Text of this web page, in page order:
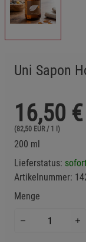
Uni Sapon
16,50 €
(82,50 EUR / 1 l)
200 ml
Lieferstatus:
Artikelnummer:
Menge